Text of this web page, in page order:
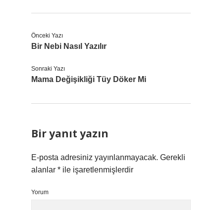
Önceki Yazı
Bir Nebi Nasıl Yazılır
Sonraki Yazı
Mama Değişikliği Tüy Döker Mi
Bir yanıt yazın
E-posta adresiniz yayınlanmayacak. Gerekli
alanlar * ile işaretlenmişlerdir
Yorum